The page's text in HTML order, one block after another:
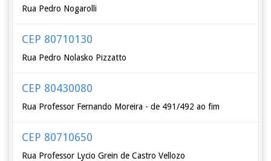
Rua Pedro Nogarolli
CEP 80710130
Rua Pedro Nolasko Pizzatto
CEP 80430080
Rua Professor Fernando Moreira - de 491/492 ao fim
CEP 80710650
Rua Professor Lycio Grein de Castro Vellozo